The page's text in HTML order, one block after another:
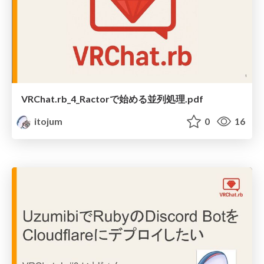
VRChat.rb_4_Ractorで始める並列処理.pdf
itojum
0 16